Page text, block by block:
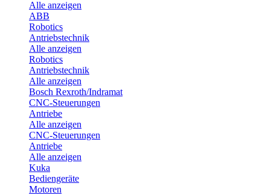
Alle anzeigen
ABB
Robotics
Antriebstechnik
Alle anzeigen
Robotics
Antriebstechnik
Alle anzeigen
Bosch Rexroth/Indramat
CNC-Steuerungen
Antriebe
Alle anzeigen
CNC-Steuerungen
Antriebe
Alle anzeigen
Kuka
Bediengeräte
Motoren